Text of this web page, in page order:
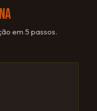
em 5 passos.